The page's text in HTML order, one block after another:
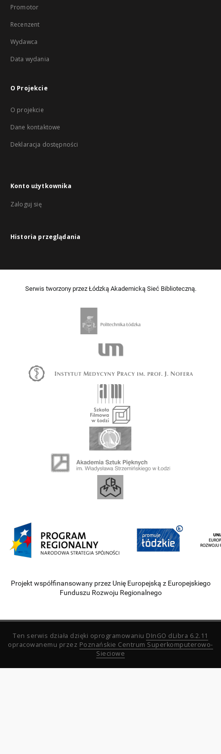
Promotor
Recenzent
Wydawca
Data wydania
O Projekcie
O projekcie
Dane kontaktowe
Deklaracja dostępności
Konto użytkownika
Zaloguj się
Historia przeglądania
Serwis tworzony przez Łódzką Akademicką Sieć Biblioteczną.
Projekt współfinansowany przez Unię Europejską z Europejskiego
Funduszu Rozwoju Regionalnego
Ten serwis działa dzięki oprogramowaniu DInGO dLibra 6.2.11
opracowanemu przez Poznańskie Centrum Superkomputerowo-
Sieciowe